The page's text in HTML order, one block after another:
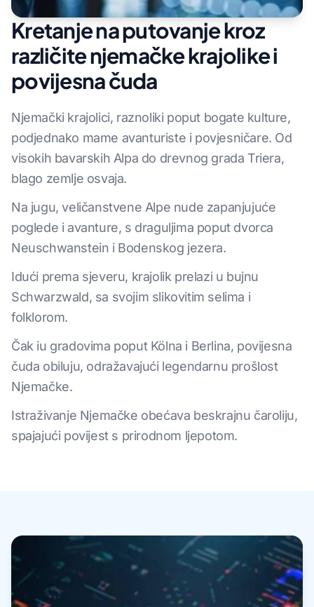
Kretanje na putovanje kroz
različite njemačke krajolike i
povijesna čuda
Njemački krajolici, raznoliki poput bogate kulture,
podjednako mame avanturiste i povjesničare. Od
visokih bavarskih Alpa do drevnog grada Triera,
blago zemlje osvaja.
Na jugu, veličanstvene Alpe nude zapanjujuće
poglede i avanture, s draguljima poput dvorca
Neuschwanstein i Bodenskog jezera.
Idući prema sjeveru, krajolik prelazi u bujnu
Schwarzwald, sa svojim slikovitim selima i
folklorom.
Čak iu gradovima poput Kölna i Berlina, povijesna
čuda obiluju, odražavajući legendarnu prošlost
Njemačke.
Istraživanje Njemačke obećava beskrajnu čaroliju,
spajajući povijest s prirodnom ljepotom.